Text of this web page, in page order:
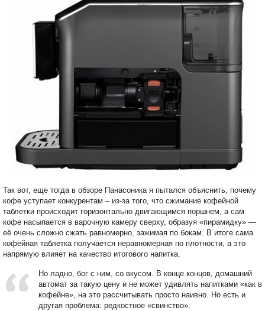
Так вот, еще тогда в обзоре Панасоника я пытался объяснить, почему
кофе уступает конкурентам – из-за того, что сжимание кофейной
таблетки происходит горизонтально двигающимся поршнем, а сам
кофе насыпается в варочную камеру сверху, образуя «пирамидку» —
её очень сложно сжать равномерно, зажимая по бокам. В итоге сама
кофейная таблетка получается неравномерная по плотности, а это
напрямую влияет на качество итогового напитка.
Но ладно, бог с ним, со вкусом. В конце концов, домашний
автомат за такую цену и не может удивлять напитками «как в
кофейне», на это рассчитывать просто наивно. Но есть и
другая проблема: редкостное «свинство».